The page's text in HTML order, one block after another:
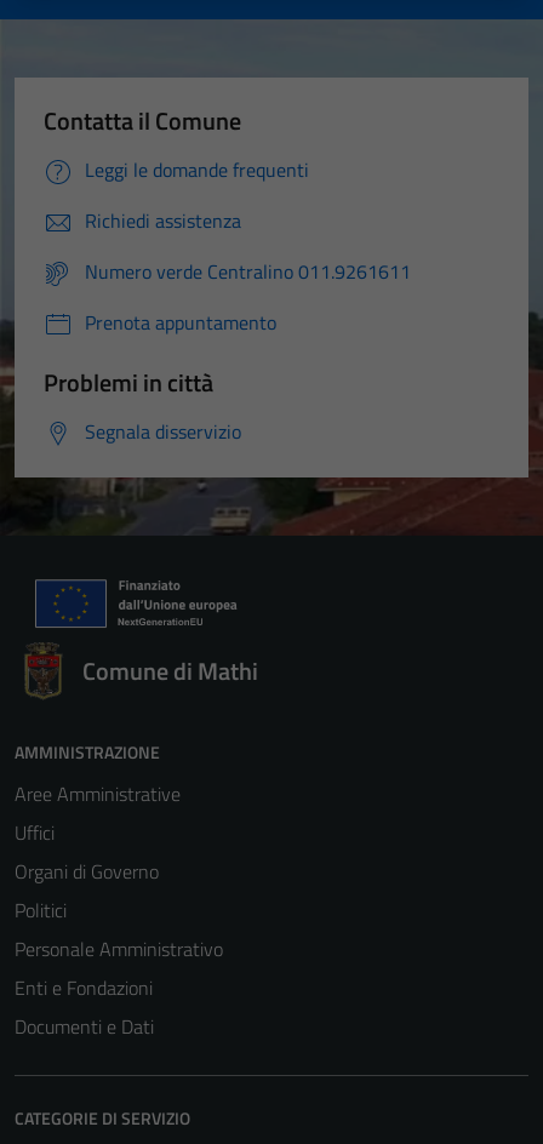
Contatta il Comune
Leggi le domande frequenti
Richiedi assistenza
Numero verde Centralino 011.9261611
Prenota appuntamento
Problemi in città
Segnala disservizio
Comune di Mathi
AMMINISTRAZIONE
Aree Amministrative
Uffici
Organi di Governo
Politici
Personale Amministrativo
Enti e Fondazioni
Documenti e Dati
CATEGORIE DI SERVIZIO
sono necessari